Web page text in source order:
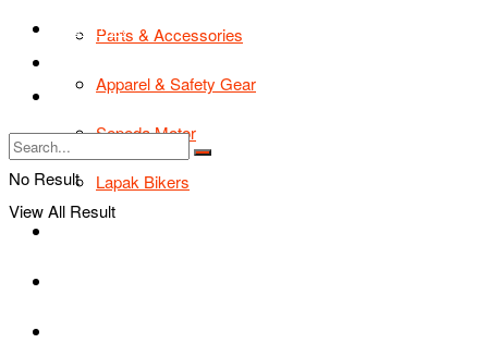
Parts & Accessories
Apparel & Safety Gear
Sepeda Motor
Lapak Bikers
TIPS & TRIK
Tentang Kami
No Result
View All Result